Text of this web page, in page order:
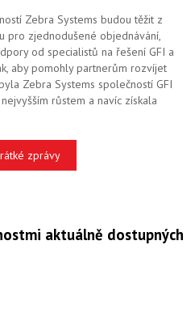
Zebra Systems budou těžit z
pro zjednodušené objednávání,
od specialistů na řešení GFI a
aby pomohly partnerům rozvíjet
Zebra Systems společností GFI
růstem a navíc získala
zprávy
aktuálně dostupných